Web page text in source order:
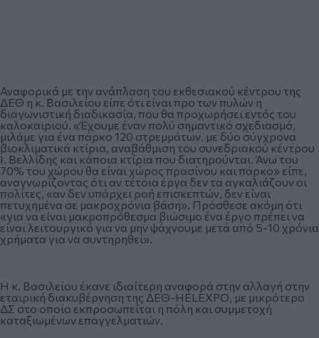
Αναφορικά με την ανάπλαση του εκθεσιακού κέντρου της
ΔΕΘ η κ. Βασιλείου είπε ότι είναι προ των πυλών η
διαγωνιστική διαδικασία, που θα προχωρήσει εντός του
καλοκαιριού. «Έχουμε έναν πολύ σημαντικό σχεδιασμό,
μιλάμε για ένα πάρκο 120 στρεμμάτων, με δύο σύγχρονα
βιοκλιματικά κτίρια, αναβάθμιση του συνεδριακού κέντρου
Ι. Βελλίδης και κάποια κτίρια που διατηρούνται. Άνω του
70% του χώρου θα είναι χώρος πρασίνου και πάρκο» είπε,
αναγνωρίζοντας ότι αν τέτοια έργα δεν τα αγκαλιάζουν οι
πολίτες, «αν δεν υπάρχει ροή επισκεπτών, δεν είναι
πετυχημένα σε μακροχρόνια βάση». Πρόσθεσε ακόμη ότι
«για να είναι μακροπρόθεσμα βιώσιμο ένα έργο πρέπει να
είναι λειτουργικό για να μην ψάχνουμε μετά από 5-10 χρόνια
χρήματα για να συντηρηθεί».
Η κ. Βασιλείου έκανε ιδιαίτερη αναφορά στην αλλαγή στην
εταιρική διακυβέρνηση της ΔΕΘ-HELEXPO, με μικρότερο
ΔΣ στο οποίο εκπροσωπείται η πόλη και συμμετοχή
καταξιωμένων επαγγελματιών.